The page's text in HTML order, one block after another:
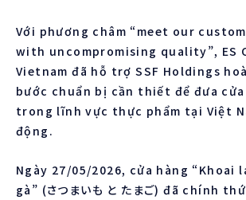
Với phương châm “meet our
with uncompromising quality”, ES
Vietnam đã hỗ trợ SSF Holdings
bước chuẩn bị cần thiết để đưa
trong lĩnh vực thực phẩm tại Việt
động.
Ngày 27/05/2026, cửa hàng “Khoai
gà” (さつまいも と たまご) đã chính